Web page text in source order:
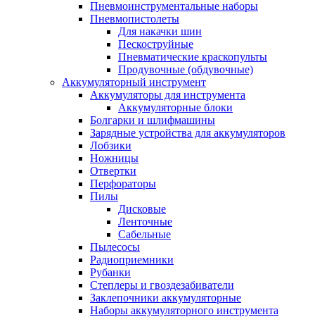
Пневмоинструментальные наборы
Пневмопистолеты
Для накачки шин
Пескоструйные
Пневматические краскопульты
Продувочные (обдувочные)
Аккумуляторный инструмент
Аккумуляторы для инструмента
Аккумуляторные блоки
Болгарки и шлифмашины
Зарядные устройства для аккумуляторов
Лобзики
Ножницы
Отвертки
Перфораторы
Пилы
Дисковые
Ленточные
Сабельные
Пылесосы
Радиоприемники
Рубанки
Степлеры и гвоздезабиватели
Заклепочники аккумуляторные
Наборы аккумуляторного инструмента